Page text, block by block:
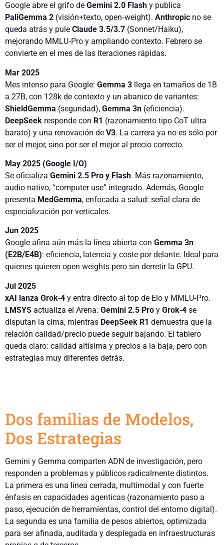
Google abre el grifo de Gemini 2.0 Flash y publica
PaliGemma 2 (visión+texto, open‑weight). Anthropic no se
queda atrás y pule Claude 3.5/3.7 (Sonnet/Haiku),
mejorando MMLU‑Pro y ampliando contexto. Febrero se
convierte en el mes de las iteraciones rápidas.
Mar 2025
Mes intenso para Google: Gemma 3 llega en tamaños de 1B
a 27B, con 128k de contexto y un abanico de variantes:
ShieldGemma (seguridad), Gemma 3n (eficiencia).
DeepSeek responde con R1 (razonamiento tipo CoT ultra
barato) y una renovación de V3. La carrera ya no es sólo por
ser el mejor, sino por ser el mejor al precio correcto.
May 2025 (Google I/O)
Se oficializa Gemini 2.5 Pro y Flash. Más razonamiento,
audio nativo, “computer use” integrado. Además, Google
presenta MedGemma, enfocada a salud: señal clara de
especialización por verticales.
Jun 2025
Google afina aún más la línea abierta con Gemma 3n
(E2B/E4B): eficiencia, latencia y coste por delante. Ideal para
quienes quieren open weights pero sin derretir la GPU.
Jul 2025
xAI lanza Grok‑4 y entra directo al top de Elo y MMLU‑Pro.
LMSYS actualiza el Arena: Gemini 2.5 Pro y Grok‑4 se
disputan la cima, mientras DeepSeek R1 demuestra que la
relación calidad/precio puede seguir bajando. El tablero
queda claro: calidad altísima y precios a la baja, pero con
estrategias muy diferentes detrás.
Dos familias de Modelos,
Dos Estrategias
Gemini y Gemma comparten ADN de investigación, pero
responden a problemas y públicos radicalmente distintos.
La primera es una línea cerrada, multimodal y con fuerte
énfasis en capacidades agenticas (razonamiento paso a
paso, ejecución de herramientas, control del entorno digital).
La segunda es una familia de pesos abiertos, optimizada
para ser afinada, auditada y desplegada en infraestructuras